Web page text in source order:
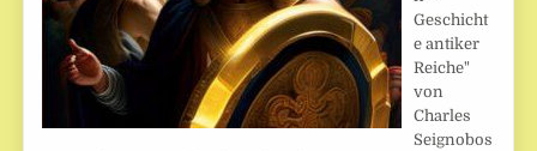
Geschicht
e antiker
Reiche"
von
Charles
Seignobos